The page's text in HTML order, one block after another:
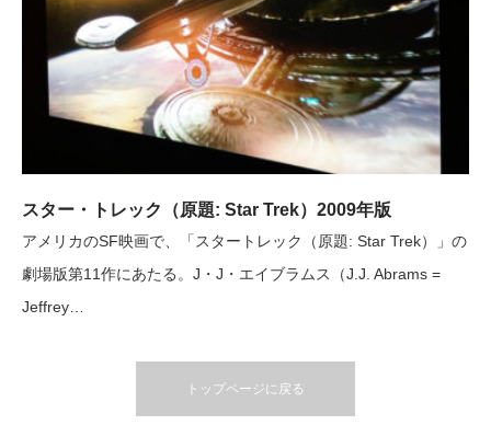
スター・トレック（原題: Star Trek）2009年版
アメリカのSF映画で、「スタートレック（原題: Star Trek）」の
劇場版第11作にあたる。J・J・エイブラムス（J.J. Abrams =
Jeffrey…
トップページに戻る